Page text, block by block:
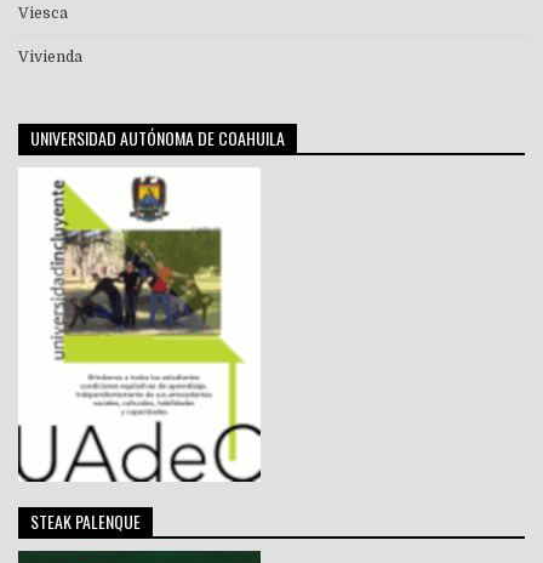
Viesca
Vivienda
UNIVERSIDAD AUTÓNOMA DE COAHUILA
STEAK PALENQUE